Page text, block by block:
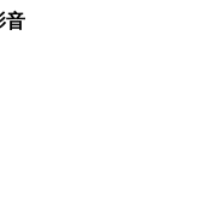
音